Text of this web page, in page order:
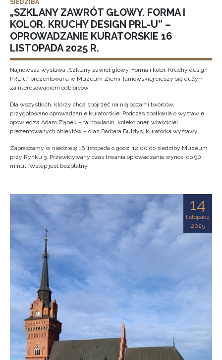
SIEDZIBA
„SZKLANY ZAWRÓT GŁOWY. FORMA I
KOLOR. KRUCHY DESIGN PRL-U” –
OPROWADZANIE KURATORSKIE 16
LISTOPADA 2025 R.
Najnowsza wystawa „Szklany zawrót głowy. Forma i kolor. Kruchy design
PRL-u” prezentowana w Muzeum Ziemi Tarnowskiej cieszy się dużym
zainteresowaniem odbiorców.
Dla wszystkich, którzy chcą spojrzeć na nią oczami twórców,
przygotowano oprowadzanie kuratorskie. Podczas spotkania o wystawie
opowiedzą Adam Ząbek – tarnowianin, kolekcjoner, właściciel
prezentowanych obiektów – oraz Barbara Bułdys, kuratorka wystawy.
Zapraszamy w niedzielę 16 listopada o godz. 12:00 do siedziby Muzeum
przy Rynku 3. Przewidywany czas trwania oprowadzania wynosi do 90
minut. Wstęp jest bezpłatny.
14
listopada
2025